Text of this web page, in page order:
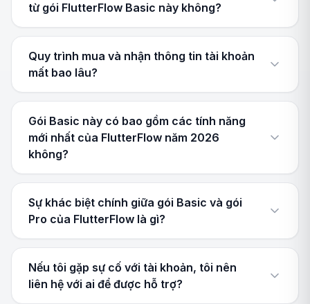
từ gói FlutterFlow Basic này không?
Quy trình mua và nhận thông tin tài khoản
mất bao lâu?
Gói Basic này có bao gồm các tính năng
mới nhất của FlutterFlow năm 2026
không?
Sự khác biệt chính giữa gói Basic và gói
Pro của FlutterFlow là gì?
Nếu tôi gặp sự cố với tài khoản, tôi nên
liên hệ với ai để được hỗ trợ?